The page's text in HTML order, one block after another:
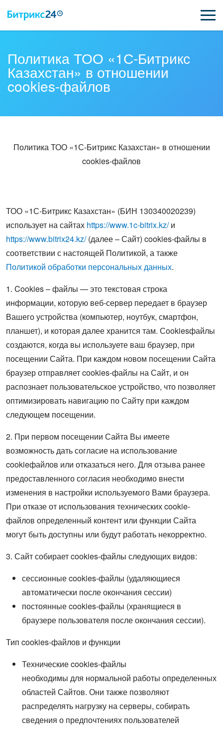
ЦЕНЫ
ПОДДЕРЖКА
ВХОД
ВХОД
Политика ТОО «1С-Битрикс
Казахстан» в отношении
cookies-файлов
Политика ТОО «1С-Битрикс Казахстан» в отношении
cookies-файлов
ТОО «1С-Битрикс Казахстан» (БИН 130340020239)
использует на сайтах https://www.1c-bitrix.kz/и
https://www.bitrix24.kz/(далее – Сайт) cookies-файлы в
соответствии с настоящей Политикой, а также
Политикой обработки персональных данных.
1. Cookies – файлы — это текстовая строка
информации, которую веб-сервер передает в браузер
Вашего устройства (компьютер, ноутбук, смартфон,
планшет), и которая далее хранится там. Сookiesфайлы
создаются, когда вы используете ваш браузер, при
посещении Сайта. При каждом новом посещении Сайта
браузер отправляет cookies-файлы на Сайт, и он
распознает пользовательское устройство, что позволяет
оптимизировать навигацию по Сайту при каждом
следующем посещении.
2. При первом посещении Сайта Вы имеете
возможность дать согласие на использование
cookieфайлов или отказаться него. Для отзыва ранее
предоставленного согласия необходимо внести
изменения в настройки используемого Вами браузера.
При отказе от использования технических cookie-
файлов определенный контент или функции Сайта
могут быть доступны или будут работать некорректно.
3. Сайт собирает cookies-файлы следующих видов:
сессионные cookies-файлы (удаляющиеся
автоматически после окончания сессии)
постоянные cookies-файлы (хранящиеся в
браузере пользователя после окончания сессии).
Тип cookies-файлов и функции
Технические cookies-файлы
необходимы для нормальной работы определенных
областей Сайтов. Они также позволяют
распределять нагрузку на серверы, собирать
сведения о предпочтениях пользователей